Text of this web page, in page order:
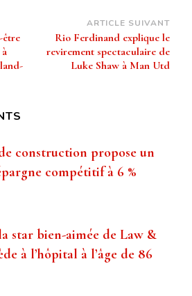
être
ARTICLE SUIVANT
Rio Ferdinand explique le
revirement spectaculaire de
Luke Shaw à Man Utd
construction propose un
compétitif à 6 %
star bien-aimée de Law &
à l’hôpital à l’âge de 86